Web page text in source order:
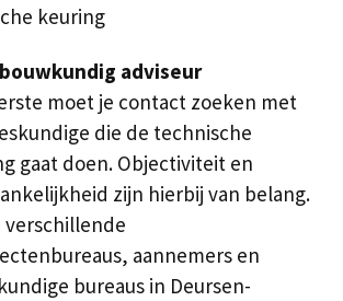
keuring
adviseur
moet je contact zoeken met
die de technische
gaat doen. Objectiviteit en
zijn hierbij van belang.
verschillende
aannemers en
bureaus in Deursen-